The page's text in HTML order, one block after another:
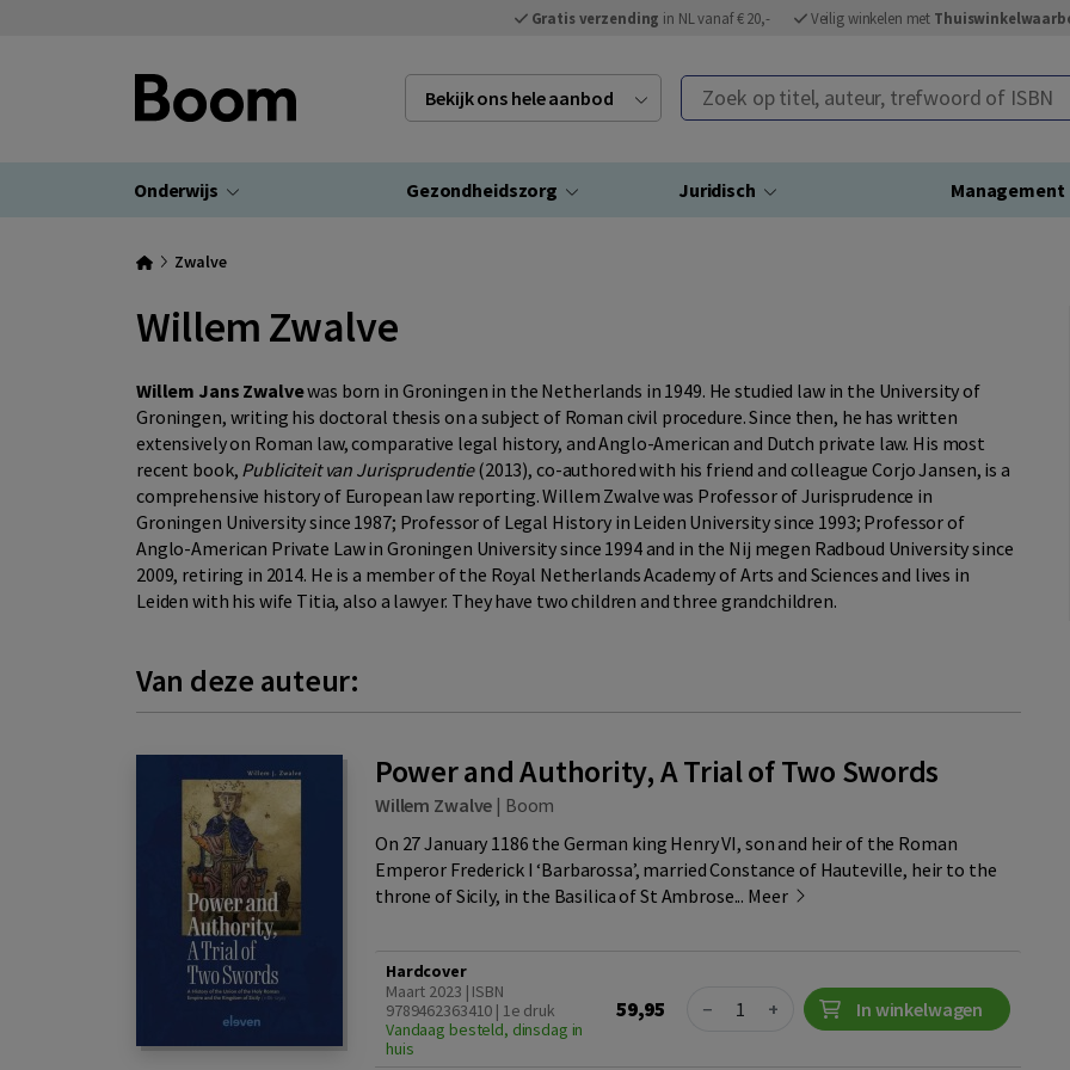
Gratis verzending in NL vanaf € 20,- Veilig winkelen met
Bekijk ons hele aanbod Zoek op titel, auteur, trefwoord of ISBN
Onderwijs Gezondheidszorg Juridisch Management
Zwalve
Willem Zwalve
Willem Jans Zwalvewas born in Groningen in the Netherlands in 1949. He studied law in the University of
Groningen, writing his doctoral thesis on a subject of Roman civil procedure. Since then, he has written
extensively on Roman law, comparative legal history, and Anglo-American and Dutch private law. His most
recent book, Publiciteit van Jurisprudentie(2013), co-authored with his friend and colleague Corjo Jansen, is a
comprehensive history of European law reporting. Willem Zwalve was Professor of Jurisprudence in
Groningen University since 1987; Professor of Legal History in Leiden University since 1993; Professor of
Anglo-American Private Law in Groningen University since 1994 and in the Nij megen Radboud University since
2009, retiring in 2014. He is a member of the Royal Netherlands Academy of Arts and Sciences and lives in
Leiden with his wife Titia, also a lawyer. They have two children and three grandchildren.
Van deze auteur:
Power and Authority, A Trial of Two Swords
Willem Zwalve | Boom
On 27 January 1186 the German king Henry VI, son and heir of the Roman
Emperor Frederick I ‘Barbarossa’, married Constance of Hauteville, heir to the
throne of Sicily, in the Basilica of St Ambrose... Meer
Hardcover
Maart 2023 | ISBN
9789462363410 | 1e druk
Vandaag besteld, dinsdag in
huis
59,95 Quantity
− + In winkelwagen